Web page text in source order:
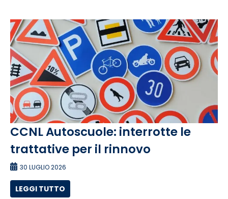
CCNL Autoscuole: interrotte le
trattative per il rinnovo
30 LUGLIO 2026
LEGGI TUTTO